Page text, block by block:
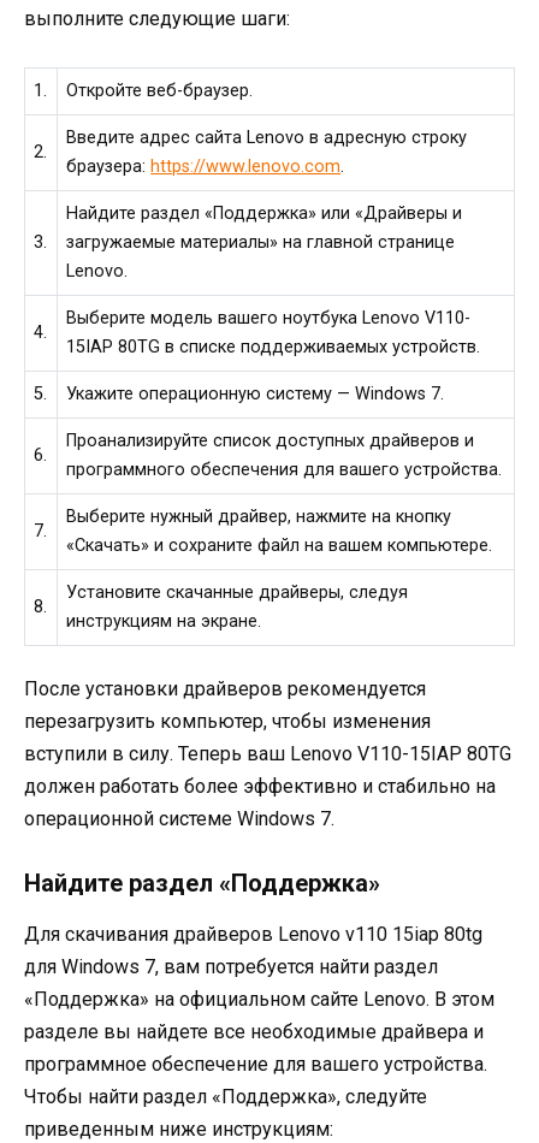
выполните следующие шаги:
1. Откройте веб-браузер.
2.
Введите адрес сайта Lenovo в адресную строку
браузера: https://www.lenovo.com.
3.
Найдите раздел «Поддержка» или «Драйверы и
загружаемые материалы» на главной странице
Lenovo.
4.
Выберите модель вашего ноутбука Lenovo V110-
15IAP 80TG в списке поддерживаемых устройств.
5. Укажите операционную систему — Windows 7.
6.
Проанализируйте список доступных драйверов и
программного обеспечения для вашего устройства.
7.
Выберите нужный драйвер, нажмите на кнопку
«Скачать» и сохраните файл на вашем компьютере.
8.
Установите скачанные драйверы, следуя
инструкциям на экране.
После установки драйверов рекомендуется
перезагрузить компьютер, чтобы изменения
вступили в силу. Теперь ваш Lenovo V110-15IAP 80TG
должен работать более эффективно и стабильно на
операционной системе Windows 7.
Найдите раздел «Поддержка»
Для скачивания драйверов Lenovo v110 15iap 80tg
для Windows 7, вам потребуется найти раздел
«Поддержка» на официальном сайте Lenovo. В этом
разделе вы найдете все необходимые драйвера и
программное обеспечение для вашего устройства.
Чтобы найти раздел «Поддержка», следуйте
приведенным ниже инструкциям: